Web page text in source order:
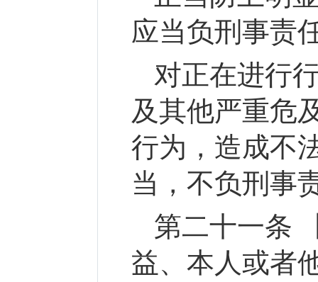
应当负刑事责
对正在进行
及其他严重危
行为，造成不
当，不负刑事
第二十一条
益、本人或者